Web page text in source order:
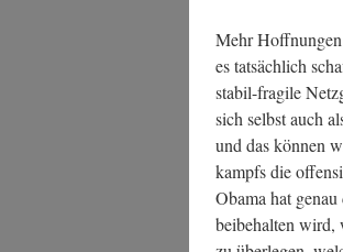
Mehr
es tat­säch­lich
sta­bil-fra­gi­le
sich selbst auch
und das kön­nen
kampfs die
Oba­ma hat
bei­be­hal­ten wird,